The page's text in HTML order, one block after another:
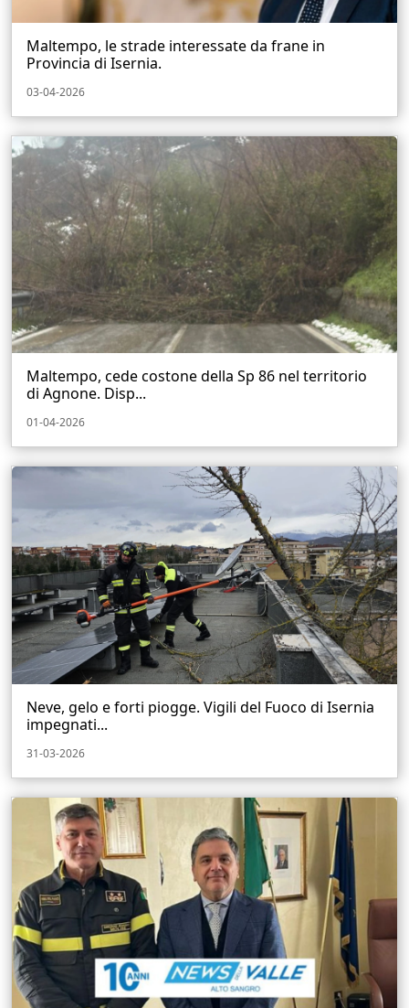
Maltempo, le strade interessate da frane in
Provincia di Isernia.
03-04-2026
Maltempo, cede costone della Sp 86 nel territorio
di Agnone. Disp...
01-04-2026
Neve, gelo e forti piogge. Vigili del Fuoco di Isernia
impegnati...
31-03-2026